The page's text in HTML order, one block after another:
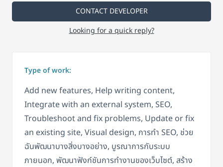
CONTACT DEVELOPER
Looking for a quick reply?
Type of work:
Add new features, Help writing content,
Integrate with an external system, SEO,
Troubleshoot and fix problems, Update or fix
an existing site, Visual design, การทำ SEO, ช่วย
ฉันพัฒนาบางสิ่งบางอย่าง, บูรณาการกับระบบ
ภายนอก, พัฒนาฟังก์ชันการทำงานของเว็บไซต์, สร้าง